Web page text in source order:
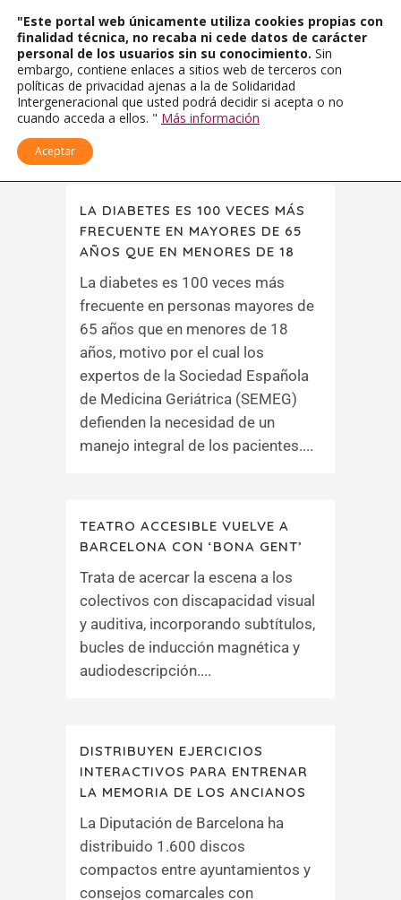
LA DIABETES ES 100 VECES MÁS
FRECUENTE EN MAYORES DE 65
AÑOS QUE EN MENORES DE 18
La diabetes es 100 veces más
frecuente en personas mayores de
65 años que en menores de 18
años, motivo por el cual los
expertos de la Sociedad Española
de Medicina Geriátrica (SEMEG)
defienden la necesidad de un
manejo integral de los pacientes....
TEATRO ACCESIBLE VUELVE A
BARCELONA CON ‘BONA GENT’
Trata de acercar la escena a los
colectivos con discapacidad visual
y auditiva, incorporando subtítulos,
bucles de inducción magnética y
audiodescripción....
DISTRIBUYEN EJERCICIOS
INTERACTIVOS PARA ENTRENAR
LA MEMORIA DE LOS ANCIANOS
La Diputación de Barcelona ha
distribuido 1.600 discos
compactos entre ayuntamientos y
consejos comarcales con
"Este portal web únicamente utiliza cookies propias con
finalidad técnica, no recaba ni cede datos de carácter
personal de los usuarios sin su conocimiento. Sin
embargo, contiene enlaces a sitios web de terceros con
políticas de privacidad ajenas a la de Solidaridad
Intergeneracional que usted podrá decidir si acepta o no
cuando acceda a ellos. " Más información
Aceptar